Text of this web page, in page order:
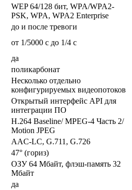
WEP 64/128 бит, WPA/WPA2-
PSK, WPA, WPA2 Enterprise
до и после тревоги
от 1/5000 с до 1/4 с
да
поликарбонат
Несколько отдельно
конфигурируемых видеопотоков
Открытый интерфейс API для
интеграции ПО
H.264 Baseline/ MPEG-4 Часть 2/
Motion JPEG
AAC-LC, G.711, G.726
47° (гориз)
ОЗУ 64 Мбайт, флэш-память 32
Мбайт
да